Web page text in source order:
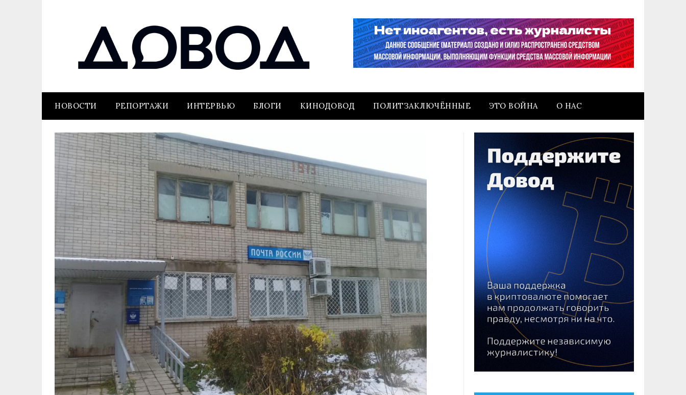
НОВОСТИ РЕПОРТАЖИ ИНТЕРВЬЮ БЛОГИ КИНОДОВОД ПОЛИТЗАКЛЮЧЁННЫЕ ЭТО ВОЙНА О НАС